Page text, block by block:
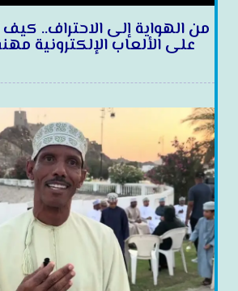
من الهواية إلى الاحتراف..
على الألعاب الإلكترونية